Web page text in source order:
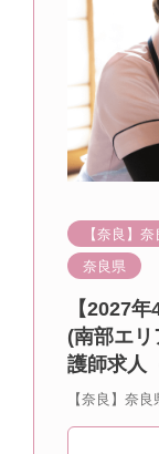
【奈良】
奈良県
【2027
(南部エ
護師求人
【奈良】奈